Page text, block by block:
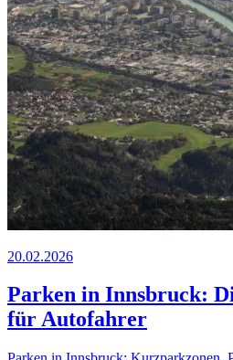
20.02.2026
Parken in Innsbruck:
für Autofahrer